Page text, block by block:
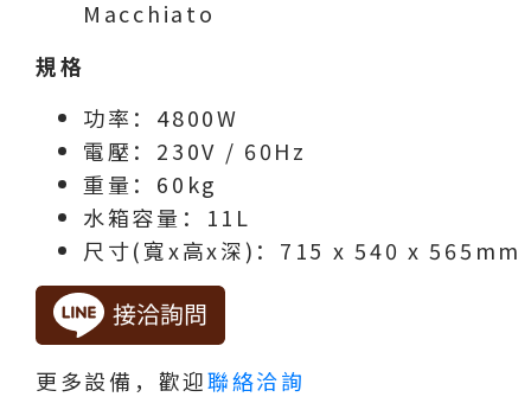
Macchiato
規格
功率：4800W
電壓：230V / 60Hz
重量：60kg
水箱容量：11L
尺寸(寬x高x深)：715 x 540 x 565mm
更多設備，歡迎聯絡洽詢